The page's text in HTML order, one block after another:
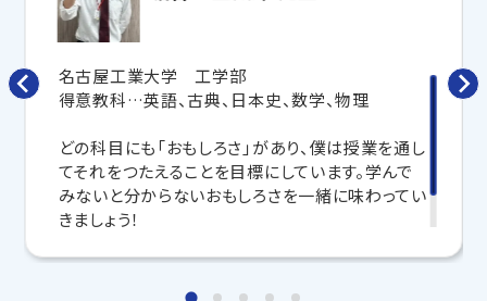
さらに、授業日以外も利用できる「自習スペース」
要科目の対策ができる
します。
う！
マンツーマンの無料体験授業、学習相談、教室見学は
いつでも受付中です。
こちら
教室長兼教育プランナー 鵜飼 要
名古屋工業大学 工学部
得意教科…英語、古典、日本史、数学、物理
どの科目にも「おもしろさ」があり、僕は授業を通し
てそれをつたえることを目標にしています。学んで
みないと分からないおもしろさを一緒に味わってい
きましょう！